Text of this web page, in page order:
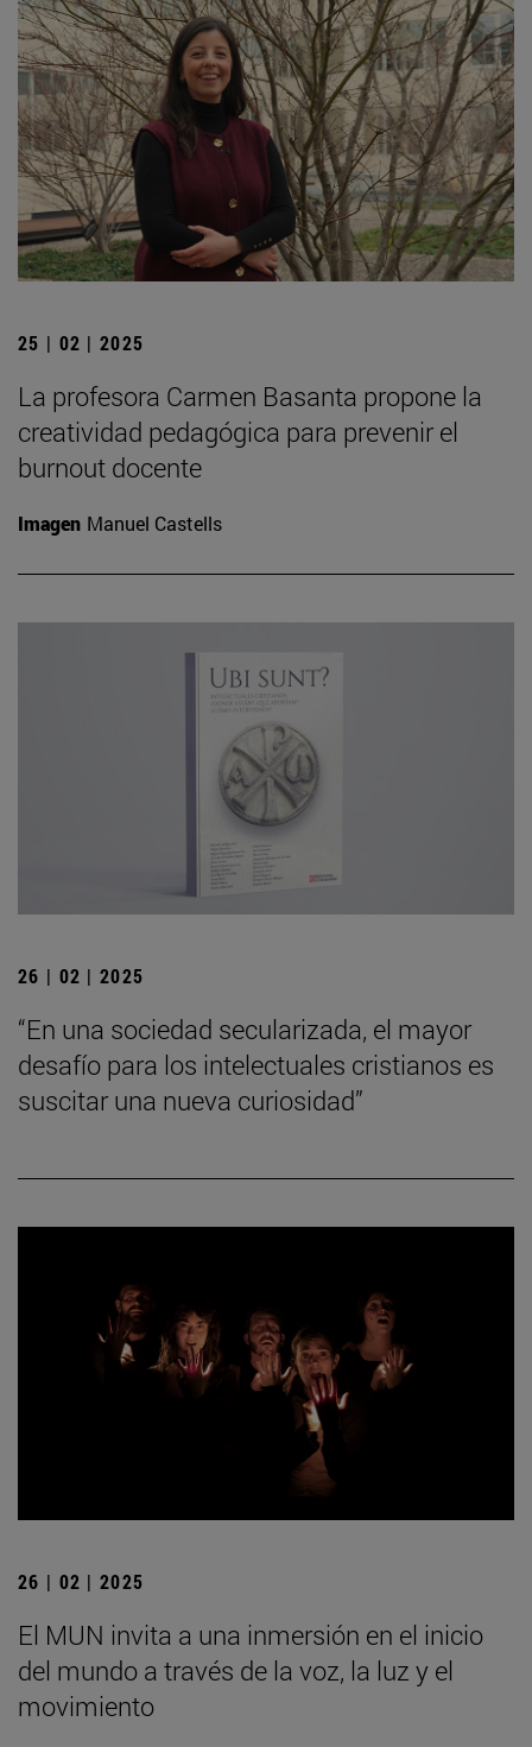
25 | 02 | 2025
La profesora Carmen Basanta propone la
creatividad pedagógica para prevenir el
burnout docente
Imagen Manuel Castells
26 | 02 | 2025
“En una sociedad secularizada, el mayor
desafío para los intelectuales cristianos es
suscitar una nueva curiosidad”
26 | 02 | 2025
El MUN invita a una inmersión en el inicio
del mundo a través de la voz, la luz y el
movimiento